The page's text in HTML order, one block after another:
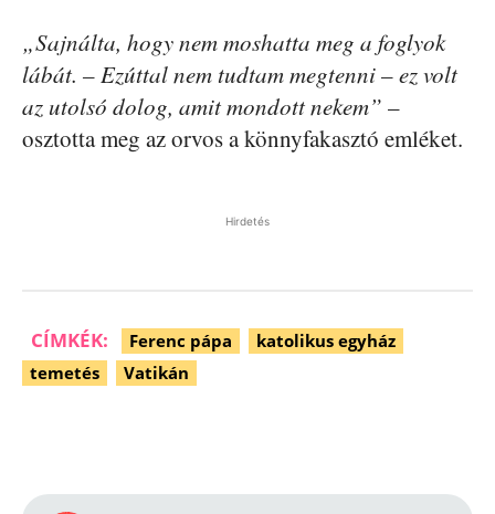
„Sajnálta, hogy nem moshatta meg a foglyok
lábát. – Ezúttal nem tudtam megtenni – ez volt
az utolsó dolog, amit mondott nekem” –
osztotta meg az orvos a könnyfakasztó emléket.
Hirdetés
CÍMKÉK: Ferenc pápa
katolikus egyház
temetés
Vatikán